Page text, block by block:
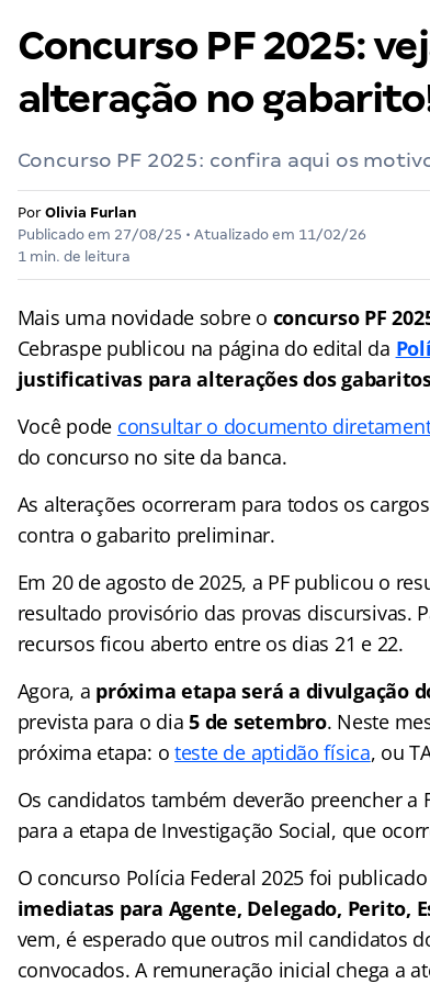
Concurso PF 2025:
alteração no
Concurso PF 2025: confira aqui os
Por Olivia Furlan
Publicado em 27/08/25 • Atualizado em 11/02/26
1 min. de leitura
Mais uma novidade sobre o concurso PF
Cebraspe publicou na página do edital da
justificativas para alterações dos
Você pode consultar o documento
do concurso no site da banca.
As alterações ocorreram para todos os
contra o gabarito preliminar.
Em 20 de agosto de 2025, a PF publicou o
resultado provisório das provas discursivas.
recursos ficou aberto entre os dias 21 e 22.
Agora, a próxima etapa será a divulgação
prevista para o dia5 de setembro. Neste
próxima etapa: oteste de aptidão física, ou
Os candidatos também deverão preencher a
para a etapa de Investigação Social, que
O concurso Polícia Federal 2025 foi
imediatas para Agente, Delegado, Perito,
vem, é esperado que outros mil candidatos
convocados. A remuneração inicial chega a